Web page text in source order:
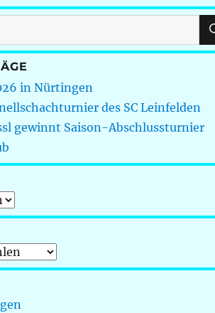
in Nürtingen
des SC Leinfelden
gewinnt Saison-Abschlussturnier